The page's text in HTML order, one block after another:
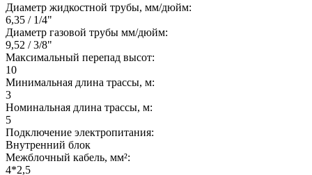
Диаметр жидкостной трубы, мм/дюйм:
6,35 / 1/4"
Диаметр газовой трубы мм/дюйм:
9,52 / 3/8"
Максимальный перепад высот:
10
Минимальная длина трассы, м:
3
Номинальная длина трассы, м:
5
Подключение электропитания:
Внутренний блок
Межблочный кабель, мм²:
4*2,5